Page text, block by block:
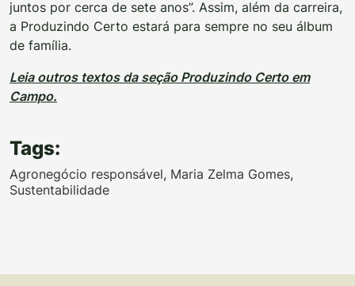
juntos por cerca de sete anos”. Assim, além da carreira,
a Produzindo Certo estará para sempre no seu álbum
de família.
Leia outros textos da seção Produzindo Certo em
Campo.
Tags:
Agronegócio responsável, Maria Zelma Gomes,
Sustentabilidade